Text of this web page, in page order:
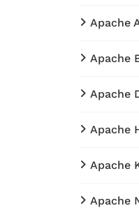
Apache
Apache
Apache
Apache
Apache
Apache